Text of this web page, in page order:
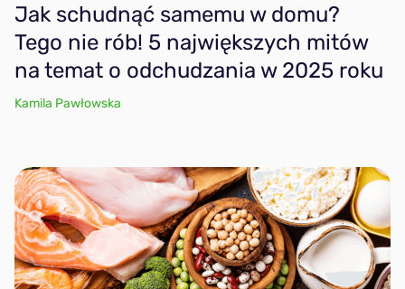
Jak schudnąć samemu w domu?
Tego nie rób! 5 największych mitów
na temat o odchudzania w 2025 roku
Kamila Pawłowska